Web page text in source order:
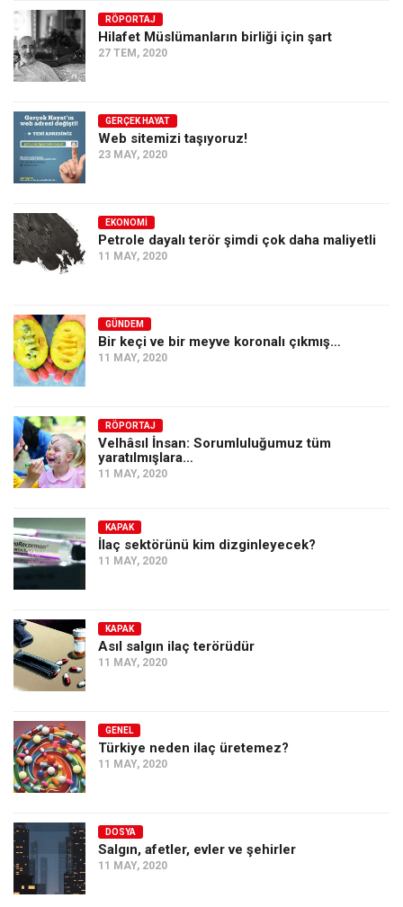
Ekonomi
Spor
Manzara
Sağlık
Gıda-Beslenme
Hayat
Siyaset
Dünya
Asya
Afrika
Avustralya
Tarih
Dosyalar
RÖPORTAJ
Hilafet Müslümanların birliği için şart
27 TEM, 2020
GERÇEK HAYAT
Web sitemizi taşıyoruz!
23 MAY, 2020
EKONOMI
Petrole dayalı terör şimdi çok daha maliyetli
11 MAY, 2020
GÜNDEM
Bir keçi ve bir meyve koronalı çıkmış…
11 MAY, 2020
RÖPORTAJ
Velhâsıl İnsan: Sorumluluğumuz tüm
yaratılmışlara…
11 MAY, 2020
KAPAK
İlaç sektörünü kim dizginleyecek?
11 MAY, 2020
KAPAK
Asıl salgın ilaç terörüdür
11 MAY, 2020
GENEL
Türkiye neden ilaç üretemez?
11 MAY, 2020
DOSYA
Salgın, afetler, evler ve şehirler
11 MAY, 2020